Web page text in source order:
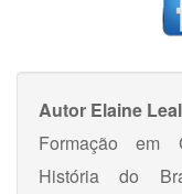
Autor Elaine
Formação em
História do